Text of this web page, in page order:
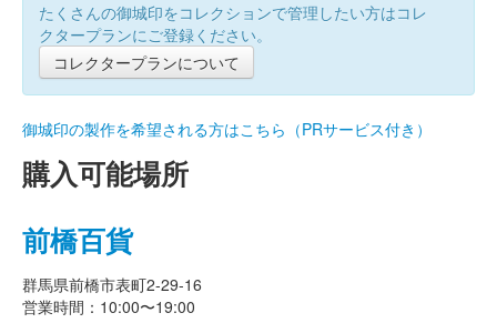
たくさんの御城印をコレクションで管理したい方はコレ
クタープランにご登録ください。
コレクタープランについて
御城印の製作を希望される方はこちら（PRサービス付き）
購入可能場所
前橋百貨
群馬県前橋市表町2-29-16
営業時間：10:00〜19:00